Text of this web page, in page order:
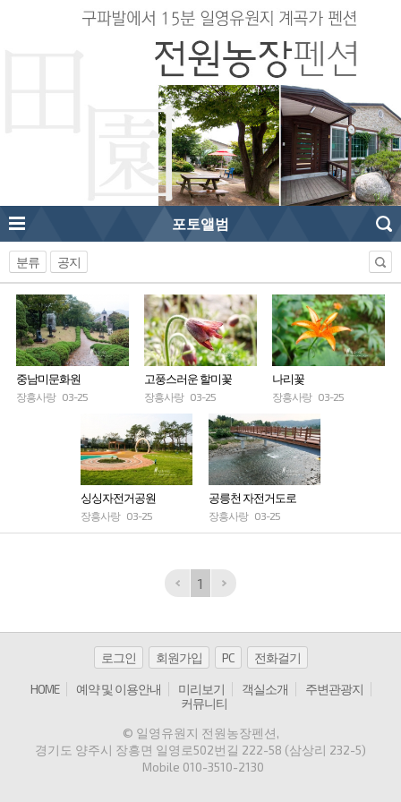
포토앨범
분류 공지
중남미문화원
장흥사랑 03-25
고풍스러운 할미꽃
장흥사랑 03-25
나리꽃
장흥사랑 03-25
싱싱자전거공원
장흥사랑 03-25
공릉천 자전거도로
장흥사랑 03-25
1
로그인 회원가입 PC 전화걸기
HOME 예약 및 이용안내 미리보기 객실소개
주변관광지
커뮤니티
© 일영유원지 전원농장펜션,
경기도 양주시 장흥면 일영로502번길 222-58 (삼상리 232-5)
Mobile 010-3510-2130